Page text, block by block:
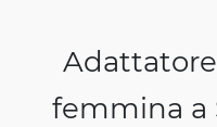
femmina a